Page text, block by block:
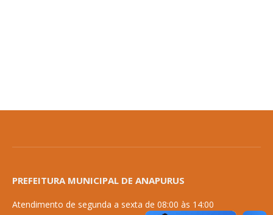
PREFEITURA MUNICIPAL DE ANAPURUS
Atendimento de segunda a sexta de 08:00 às 14:00